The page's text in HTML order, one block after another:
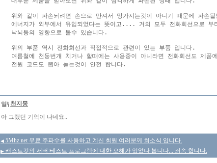
위와 같이 파손되려면 손으로 만져서 망가지는것이 아니기 때문에 파손될
에너지가 외부에서 유입되었다는 뜻이고.... 거의 모두 전화회선으로 부
낙뇌등의 영향으로 볼수 있습니다.
위의 부품 역시 전화회선과 직접적으로 관련이 있는 부품 입니다.
여름철에 천둥번개 치거나 할때에는 사용중이 아니라면 전화회선도 제품
전원 코드도 뽑아 놓는것이 안전 합니다.
천지몽
아 그랬던 기억이 나네요..
◀ 5Mhz.net 무료 주파수를 사용하고 계신 회원 여러분께 희소식 입니다.
▶ 캐스트킷의 서버 테스트 프로그램에 대한 오해가 있었나 봅니다... 죄송 합니다.